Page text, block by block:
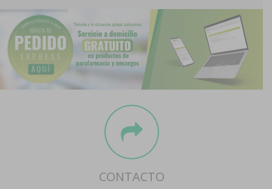
Pedidos express
Blog
Contacto
Boletín
CONTACTO